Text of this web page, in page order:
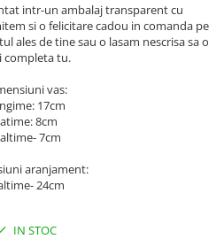
intr-un ambalaj transparent cu
si o felicitare cadou in comanda pe
ales de tine sau o lasam nescrisa sa o
completa tu.
vas:
17cm
8cm
7cm
aranjament:
24cm
IN STOC